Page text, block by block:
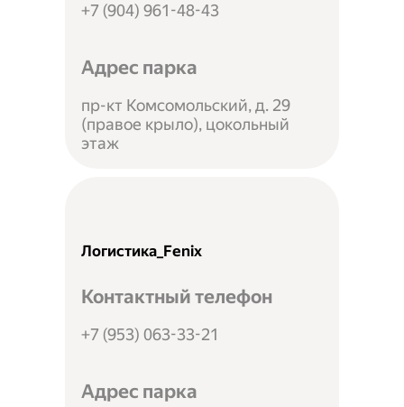
+7 (904) 961-48-43
Адрес парка
пр-кт Комсомольский, д. 29
(правое крыло), цокольный
этаж
Логистика_Fenix
Контактный телефон
+7 (953) 063-33-21
Адрес парка